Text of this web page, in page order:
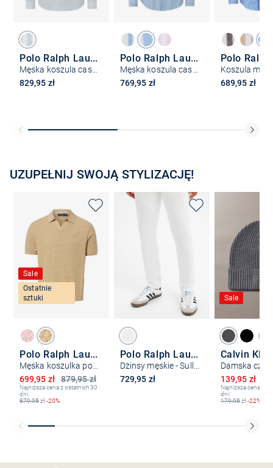
Polo Ralph Lauren
Męska koszula casualowa - Custom Fit
829,95 zł
Polo Ralph Lauren
769,95 zł
Koszula
689,95 zł
UZUPEŁNIJ SWOJĄ STYLIZACJĘ!
Sale
Ostatnie
sztuki
Polo Ralph Lauren
Męska koszulka polo z dzianiny z zawartością lnu
879,95 zł
Obniżona cena
699,95 zł
Najniższa cena z ostatnich 30
dni:
879,95zł-20%
Polo Ralph Lauren
729,95 zł
Sale
Calvin
Obniżona
139,95 zł
Najniższa cena z
dni:
179,95zł-22%